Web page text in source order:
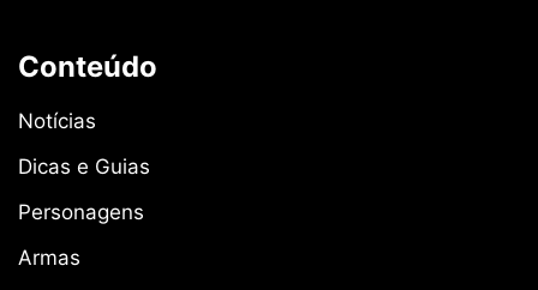
Conteúdo
Notícias
Dicas e Guias
Personagens
Armas